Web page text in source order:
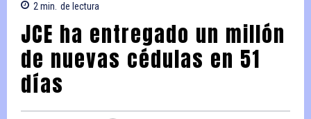
2min. de lectura
JCE ha entregado un millón
de nuevas cédulas en 51
días